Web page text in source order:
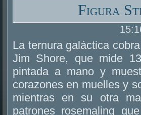
Figura
La ternura galáctica
Jim Shore, que mide
pintada a mano y
corazones en muelles y
mientras en su otra
patrones rosemaling